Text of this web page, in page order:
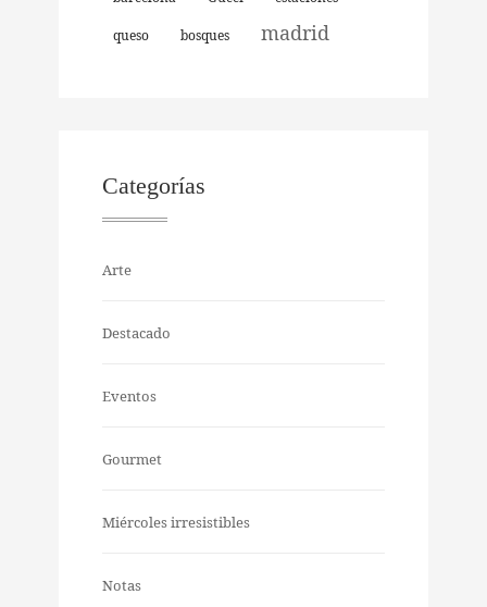
queso bosques madrid
Categorías
Arte
Destacado
Eventos
Gourmet
Miércoles irresistibles
Notas